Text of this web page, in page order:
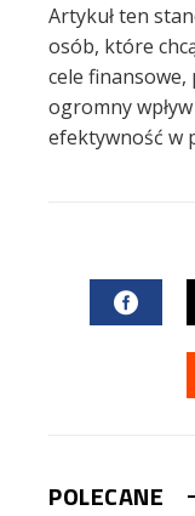
Artykuł ten
osób, które
cele finansowe,
ogromny
efektywność w
POLECANE